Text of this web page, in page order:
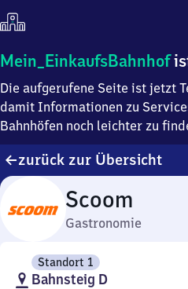
Mein
Einkaufsbahnhof
ist
umgezogen
Mein_EinkaufsBahnhof
Die aufgerufene Seite ist jetzt
damit Informationen zu
Bahnhöfen noch leichter zu
zurück zur Übersicht
Scoom
Gastronomie
Standort 1
Bahnsteig D